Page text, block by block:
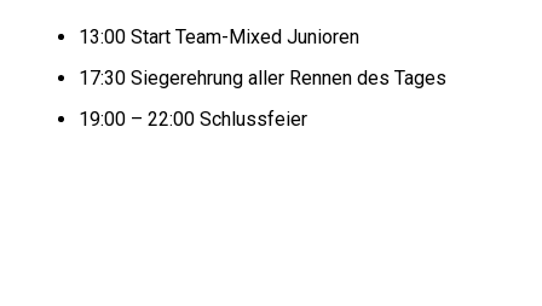
13:00 Start Team-Mixed Junioren
17:30 Siegerehrung aller Rennen des Tages
19:00 – 22:00 Schlussfeier